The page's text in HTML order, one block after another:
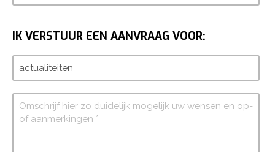
IK VERSTUUR EEN AANVRAAG VOOR: